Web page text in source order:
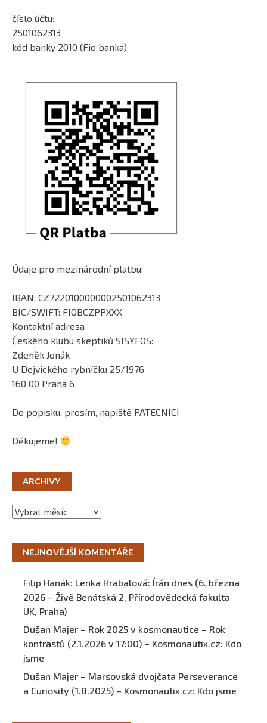
číslo účtu:
2501062313
kód banky 2010 (Fio banka)
Údaje pro mezinárodní platbu:
IBAN: CZ7220100000002501062313
BIC/SWIFT: FIOBCZPPXXX
Kontaktní adresa
Českého klubu skeptiků SISYFOS:
Zdeněk Jonák
U Dejvického rybníčku 25/1976
160 00 Praha 6
Do popisku, prosím, napiště PATECNICI
Děkujeme!
ARCHIVY
Archivy
NEJNOVĚJŠÍ KOMENTÁŘE
Filip Hanák: Lenka Hrabalová: Írán dnes (6. března
2026 – Živě Benátská 2, Přírodovědecká fakulta
UK, Praha)
Dušan Majer – Rok 2025 v kosmonautice – Rok
kontrastů (2.1.2026 v 17:00) – Kosmonautix.cz: Kdo
jsme
Dušan Majer – Marsovská dvojčata Perseverance
a Curiosity (1.8.2025) – Kosmonautix.cz: Kdo jsme